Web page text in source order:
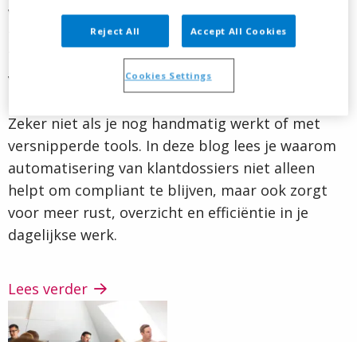
wetgeving volgt elkaar in rap tempo op, terwijl
toezichthouders scherper handhaven.
Tegelijkertijd wordt van jou als accountant
verwacht dat je snel, veilig en foutloos werkt met
Zeker niet als je nog handmatig werkt of met
versnipperde tools. In deze blog lees je waarom
automatisering van klantdossiers niet alleen
helpt om compliant te blijven, maar ook zorgt
voor meer rust, overzicht en efficiëntie in je
dagelijkse werk.
Lees verder
Lees
verder
Reject All Accept All Cookies
Cookies Settings